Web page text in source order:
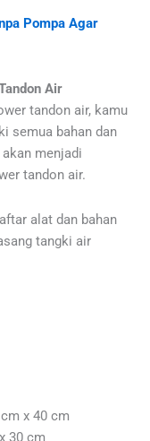
Pompa Agar
Air
tandon air, kamu
semua bahan dan
menjadi
tandon air.
alat dan bahan
tangki air
x 40 cm
30 cm